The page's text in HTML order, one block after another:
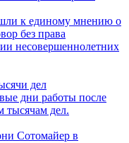
к единому мнению о
без права
несовершеннолетних
дел
дни работы после
тысячам дел.
Сотомайер в